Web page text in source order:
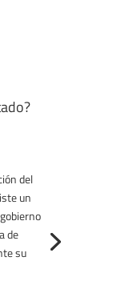
del
un
de
su